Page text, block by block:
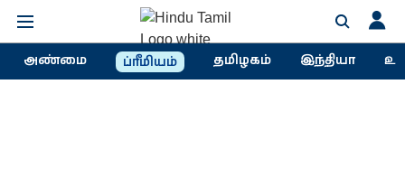
அண்மை ப்ரீமியம் தமிழகம் இந்தியா